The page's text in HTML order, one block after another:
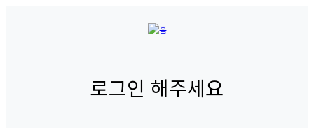
로그인 해주세요